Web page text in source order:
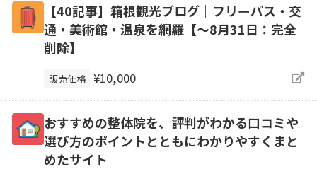
【40記事】箱根観光ブログ｜フリーパス・交
通・美術館・温泉を網羅【～8月31日：完全
削除】
販売価格 ¥10,000
おすすめの整体院を、評判がわかる口コミや
選び方のポイントとともにわかりやすくまと
めたサイト